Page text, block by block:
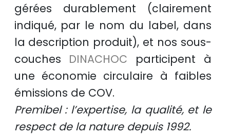
gérées durablement (clairement
indiqué, par le nom du label, dans
la description produit), et nos sous-
couches DINACHOC participent à
une économie circulaire à faibles
émissions de COV.
Premibel : l’expertise, la qualité, et le
respect de la nature depuis 1992.